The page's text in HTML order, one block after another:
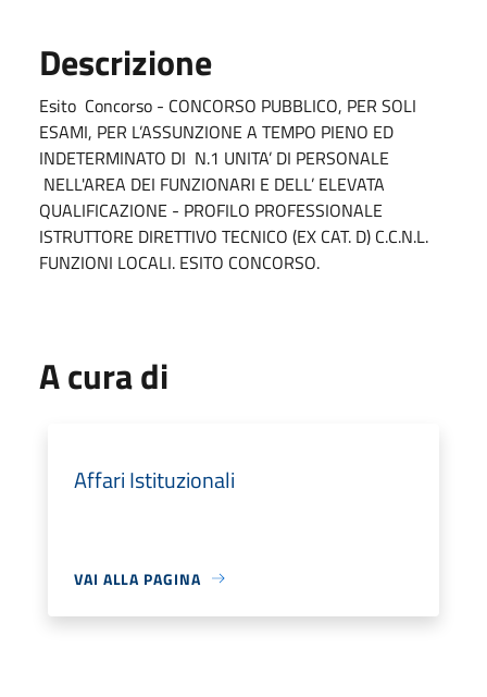
Descrizione
Esito Concorso - CONCORSO PUBBLICO, PER SOLI
ESAMI, PER L’ASSUNZIONE A TEMPO PIENO ED
INDETERMINATO DI N.1 UNITA’ DI PERSONALE
NELL'AREA DEI FUNZIONARI E DELL’ ELEVATA
QUALIFICAZIONE - PROFILO PROFESSIONALE
ISTRUTTORE DIRETTIVO TECNICO (EX CAT. D) C.C.N.L.
FUNZIONI LOCALI. ESITO CONCORSO.
A cura di
Affari Istituzionali
VAI ALLA PAGINA